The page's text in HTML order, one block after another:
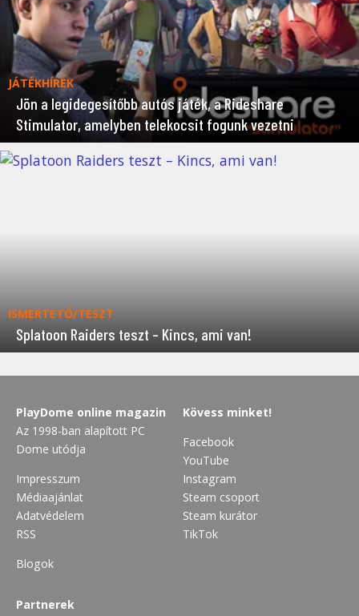
JÁTÉKHÍREK
Jön a legidegesítőbb autós játék, a Rideshare
Stimulator, amelyben telekocsit fogunk vezetni
ISMERTETŐ/TESZT
Splatoon Raiders teszt – Kincs, ami van!
PlayDome online magazin
Az 1998-ban alapított PC
Dome utódja
Impresszum
Médiaajánlat
Adatvédelem
RSS
Blogok
Kövess minket!
Facebook
YouTube
Instagram
Steam csoport
Steam kurátor
TikTok
Partnerek